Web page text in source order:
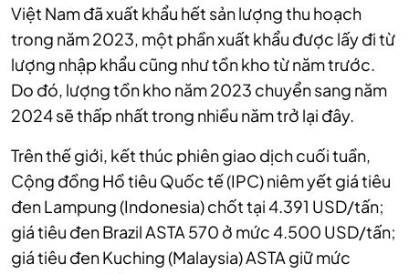
Việt Nam đã xuất khẩu hết sản lượng thu hoạch
trong năm 2023, một phần xuất khẩu được lấy đi từ
lượng nhập khẩu cũng như tồn kho từ năm trước.
Do đó, lượng tồn kho năm 2023 chuyển sang năm
2024 sẽ thấp nhất trong nhiều năm trở lại đây.
Trên thế giới, kết thúc phiên giao dịch cuối tuần,
Cộng đồng Hồ tiêu Quốc tế (IPC) niêm yết giá tiêu
đen Lampung (Indonesia) chốt tại 4.391 USD/tấn;
giá tiêu đen Brazil ASTA 570 ở mức 4.500 USD/tấn;
giá tiêu đen Kuching (Malaysia) ASTA giữ mức